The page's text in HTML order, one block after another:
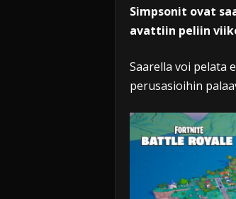
Simpsonit ovat
avattiin peliin
Saarella voi pelata
perusasioihin